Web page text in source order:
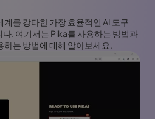
를 강타한 가장 효율적인 AI 도구
. 여기서는 Pika를 사용하는 방법과
하는 방법에 대해 알아보세요.